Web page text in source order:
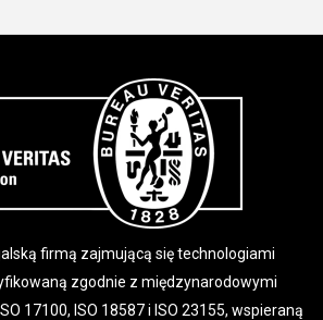
firmą zajmującą się technologiami
zgodnie z międzynarodowymi
17100, ISO 18587 i ISO 23155, wspieraną